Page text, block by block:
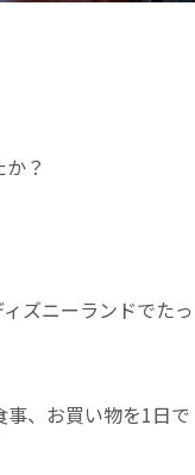
？
ズニーランドでたっ
、お買い物を1日で